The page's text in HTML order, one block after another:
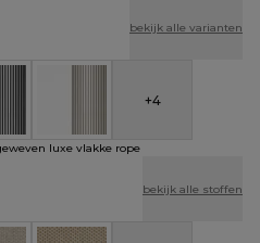
bekijk alle varianten
geweven luxe vlakke
en beige verticaal geweven
aluminium en zwart verticaal
Wit aluminium en beige
+4
luxe vlakke rope
bekijk alle stoffen